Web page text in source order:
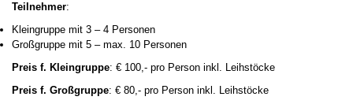
Teilnehmer:
Kleingruppe mit 3 – 4 Personen
Großgruppe mit 5 – max. 10 Personen
Preis f. Kleingruppe: € 100,- pro Person inkl. Leihstöcke
Preis f. Großgruppe: € 80,- pro Person inkl. Leihstöcke